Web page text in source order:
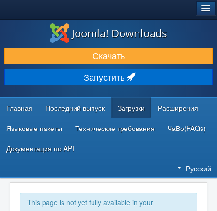
ЗАГРУЗКИ И РАСШИРЕНИЯ
ДОКУМЕНТАЦИЯ И ОБУЧЕНИЕ
СООБЩЕСТВО И ПОДДЕРЖКА
РЕСУРСЫ ДЛЯ РАЗРАБОТЧИКОВ
Joomla! Downloads
Скачать
Запустить
Главная Последний выпуск Загрузки Расширения
Языковые пакеты Технические требования ЧаВо(FAQs)
Документация по API
Русский
This page is not yet fully available in your